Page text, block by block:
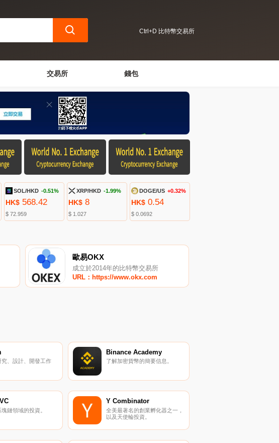
Ctrl+D 比特幣交易所
交易所 錢包
SOL/HKD -0.51%
HK$ 568.42
$ 72.959
XRP/HKD -1.99%
HK$ 8
$ 1.027
DOGE/US +0.32%
HK$ 0.54
$ 0.0692
歐易OKX
成立於2014年的比特幣交易所
URL：https://www.okx.com
究、設計、開發工作
Binance Academy
了解加密貨幣的簡要信息。
鏈領域的投資。
Y Combinator
全美最著名的創業孵化器之一，
以及天使輪投資。